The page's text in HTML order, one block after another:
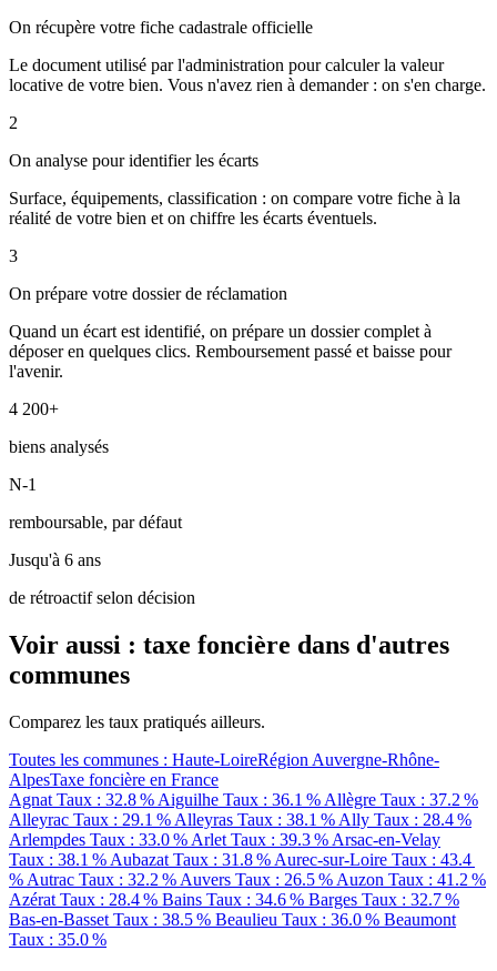
On récupère votre fiche cadastrale officielle
Le document utilisé par l'administration pour calculer la valeur
locative de votre bien. Vous n'avez rien à demander : on s'en charge.
2
On analyse pour identifier les écarts
Surface, équipements, classification : on compare votre fiche à la
réalité de votre bien et on chiffre les écarts éventuels.
3
On prépare votre dossier de réclamation
Quand un écart est identifié, on prépare un dossier complet à
déposer en quelques clics. Remboursement passé et baisse pour
l'avenir.
4 200+
biens analysés
N-1
remboursable, par défaut
Jusqu'à 6 ans
de rétroactif selon décision
Voir aussi : taxe foncière dans d'autres
communes
Comparez les taux pratiqués ailleurs.
Toutes les communes : Haute-LoireRégion Auvergne-Rhône-
AlpesTaxe foncière en France
Agnat Taux : 32.8 % Aiguilhe Taux : 36.1 % Allègre Taux : 37.2 %
Alleyrac Taux : 29.1 % Alleyras Taux : 38.1 % Ally Taux : 28.4 %
Arlempdes Taux : 33.0 % Arlet Taux : 39.3 % Arsac-en-Velay
Taux : 38.1 % Aubazat Taux : 31.8 % Aurec-sur-Loire Taux : 43.4
% Autrac Taux : 32.2 % Auvers Taux : 26.5 % Auzon Taux : 41.2 %
Azérat Taux : 28.4 % Bains Taux : 34.6 % Barges Taux : 32.7 %
Bas-en-Basset Taux : 38.5 % Beaulieu Taux : 36.0 % Beaumont
Taux : 35.0 %